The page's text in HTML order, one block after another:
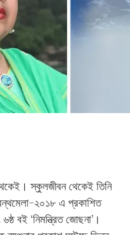
স্কুলজীবন থেকেই তিনি
২০১৮ এ প্রকাশিত
বই ‘নিমন্ত্রিত জোছনা’।